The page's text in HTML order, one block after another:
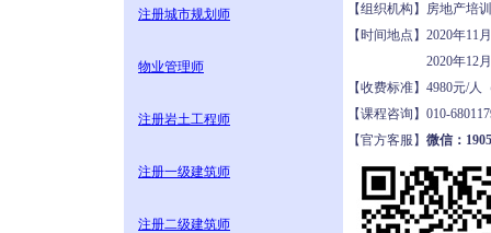
注册城市规划师
物业管理师
注册岩土工程师
注册一级建筑师
注册二级建筑师
【组织机构】房地产
【时间地点】2020年
2020年12月19-
【收费标准】4980元/
【课程咨询】010-
【官方客服】 微信：